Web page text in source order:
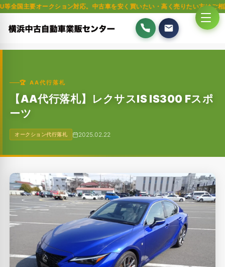
クション対応。中古車を安く買いたい・高く売りたい方はご相談ください
🏆 AA代行落札
【AA代行落札】レクサスIS IS300 Fスポ
ーツ
オークション代行落札 2025.02.22